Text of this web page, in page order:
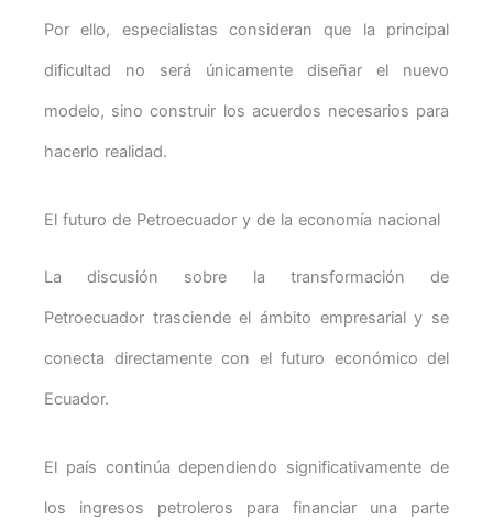
Por ello, especialistas consideran que la principal
dificultad no será únicamente diseñar el nuevo
modelo, sino construir los acuerdos necesarios para
hacerlo realidad.
El futuro de Petroecuador y de la economía nacional
La discusión sobre la transformación de
Petroecuador trasciende el ámbito empresarial y se
conecta directamente con el futuro económico del
Ecuador.
El país continúa dependiendo significativamente de
los ingresos petroleros para financiar una parte